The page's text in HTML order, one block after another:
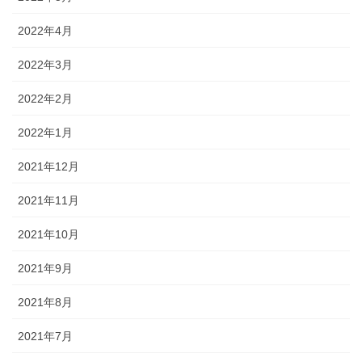
2022年4月
2022年3月
2022年2月
2022年1月
2021年12月
2021年11月
2021年10月
2021年9月
2021年8月
2021年7月